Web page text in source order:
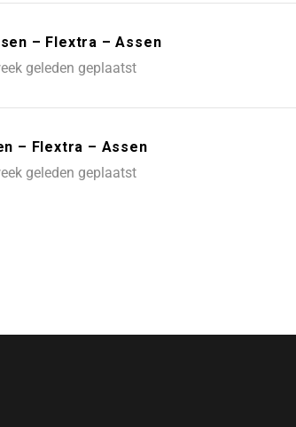
– Flextra – Assen
geleden geplaatst
– Flextra – Assen
geleden geplaatst